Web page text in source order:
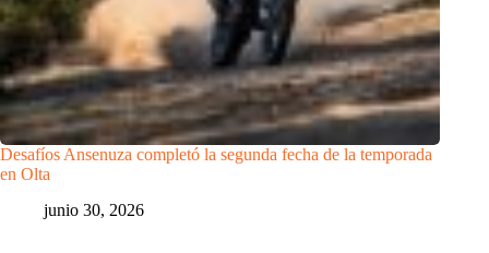
Desafíos Ansenuza completó la segunda fecha de la temporada
en Olta
junio 30, 2026